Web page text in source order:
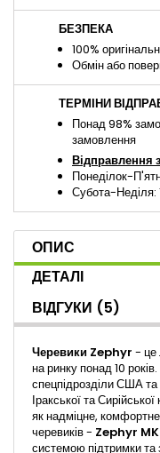
БЕЗПЕКА
100%
Обмін або
ТЕРМІНИ
Понад 98%
замовлення
Відправлення
Понеділок-
Субота-Неділя:
ОПИС
ДЕТАЛІ
ВІДГУКИ (5)
Черевики Zephyr - це
​​на ринку понад 10
спецпідрозділи США та
Іракської та
як надміцне,
черевиків - Zephyr
системою підтримки та